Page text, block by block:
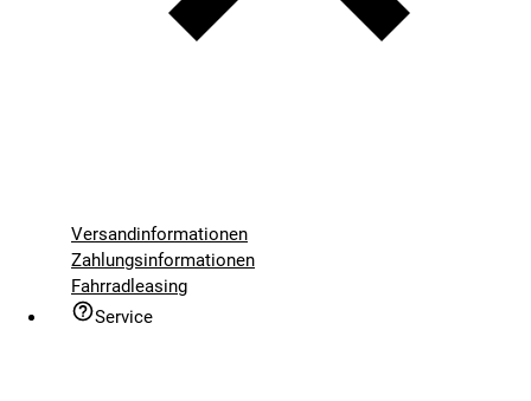
Versandinformationen
Zahlungsinformationen
Fahrradleasing
Service